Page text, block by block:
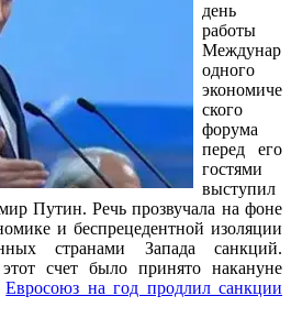
день
работы
Междунар
одного
экономиче
ского
форума
перед его
гостями
выступил
Путин. Речь прозвучала на фоне
и беспрецедентной изоляции
странами Запада санкций.
счет было принято накануне
Евросоюз на год продлил санкции